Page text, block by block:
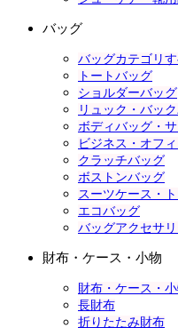
バッグ
バッグカテゴリ
トートバッグ
ショルダーバッグ
リュック・バッ
ボディバッグ・
ビジネス・オフ
クラッチバッグ
ボストンバッグ
スーツケース・
エコバッグ
バッグアクセサ
財布・ケース・小物
財布・ケース・
長財布
折りたたみ財布